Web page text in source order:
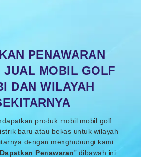
PENAWARAN
JUAL MOBIL GOLF
DAN WILAYAH
produk mobil mobil golf
baru atau bekas untuk wilayah
dengan menghubungi kami
Dapatkan Penawaran” dibawah ini.